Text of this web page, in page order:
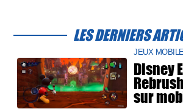
LES DERNIERS
JEUX
Disney
sur